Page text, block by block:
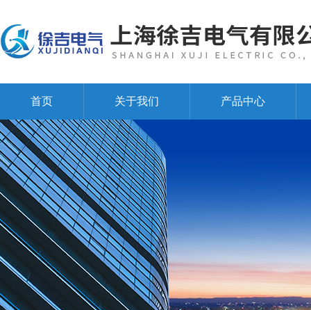
首页 关于我们 产品中心